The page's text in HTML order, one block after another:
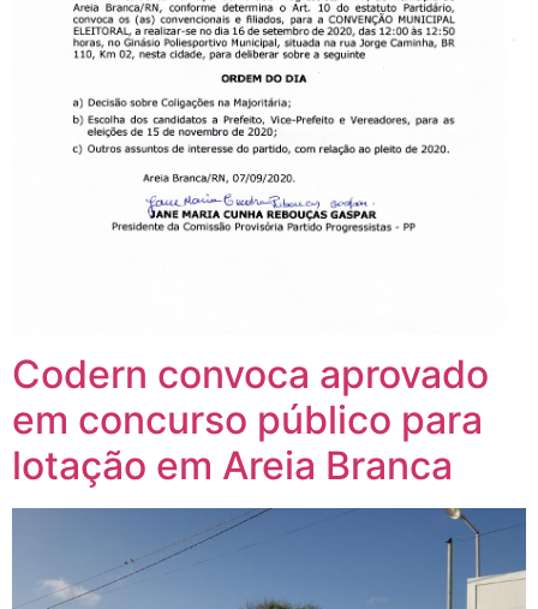
Codern convoca aprovado
em concurso público para
lotação em Areia Branca